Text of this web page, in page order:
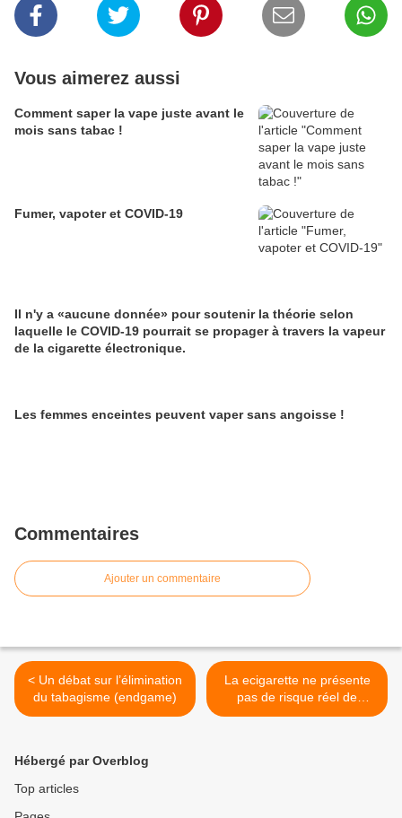
Vous aimerez aussi
Comment saper la vape juste avant le
mois sans tabac !
Fumer, vapoter et COVID-19
Il n'y a «aucune donnée» pour soutenir la théorie selon
laquelle le COVID-19 pourrait se propager à travers la vapeur
de la cigarette électronique.
Les femmes enceintes peuvent vaper sans angoisse !
Commentaires
Ajouter un commentaire
< Un débat sur l’élimination
du tabagisme (endgame)
La ecigarette ne présente
pas de risque réel de
vapotage passif >
Hébergé par Overblog
Top articles